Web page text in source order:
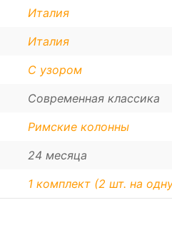
Италия
Италия
С узором
Современная классика
Римские колонны
24 месяца
1 комплект (2 шт. на